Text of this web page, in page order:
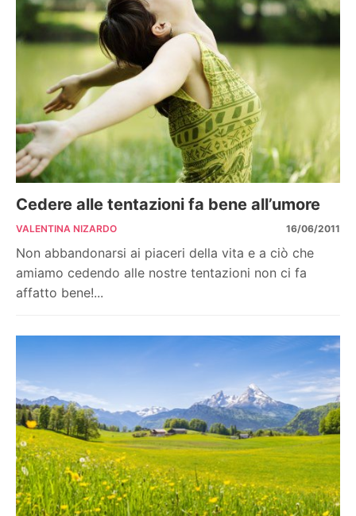
Cedere alle tentazioni fa bene all’umore
VALENTINA NIZARDO 16/06/2011
Non abbandonarsi ai piaceri della vita e a ciò che
amiamo cedendo alle nostre tentazioni non ci fa
affatto bene!...